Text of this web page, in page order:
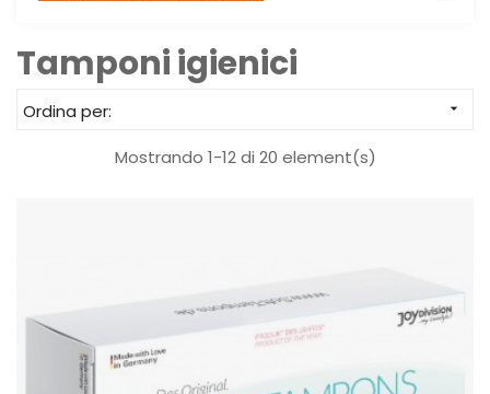
Tamponi igienici
Ordina per: 
Mostrando 1-12 di 20 element(s)